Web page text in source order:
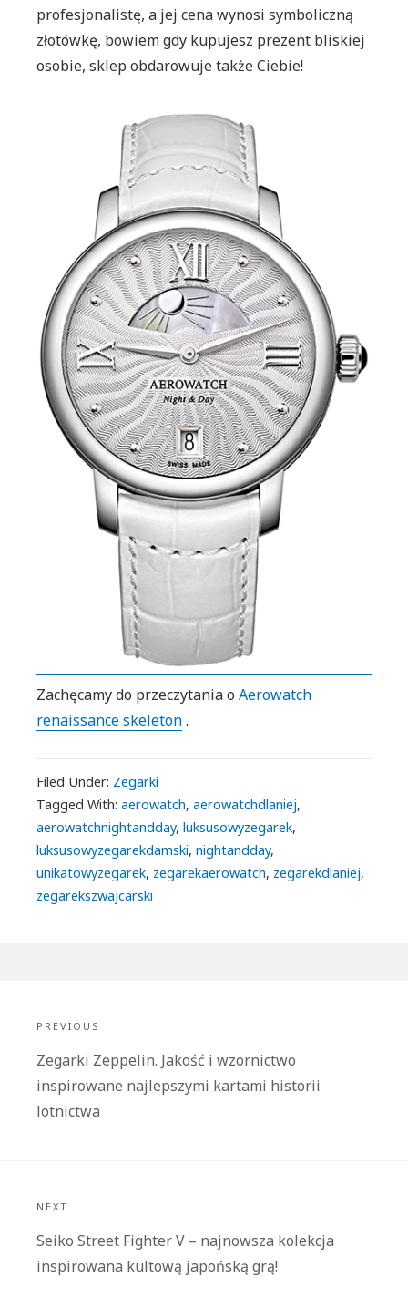
profesjonalistę, a jej cena wynosi symboliczną
złotówkę, bowiem gdy kupujesz prezent bliskiej
osobie, sklep obdarowuje także Ciebie!
Zachęcamy do przeczytania o Aerowatch
renaissance skeleton.
Filed Under: Zegarki
Tagged With: aerowatch, aerowatchdlaniej,
aerowatchnightandday, luksusowyzegarek,
luksusowyzegarekdamski, nightandday,
unikatowyzegarek, zegarekaerowatch, zegarekdlaniej,
zegarekszwajcarski
wpisu
PREVIOUS
Previous
post:
Zegarki Zeppelin. Jakość i wzornictwo
inspirowane najlepszymi kartami historii
lotnictwa
NEXT
Next
post:
Seiko Street Fighter V – najnowsza kolekcja
inspirowana kultową japońską grą!